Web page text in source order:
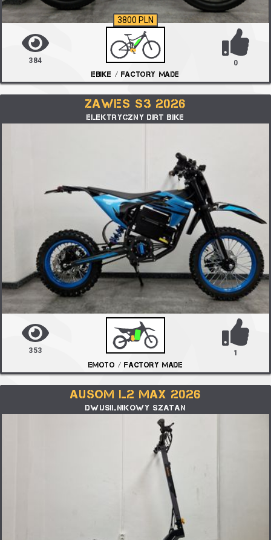
384
EBIKE / FACTORY MADE
0
3800 PLN
ZAWES S3 2026
ELEKTRYCZNY DIRT BIKE
353
EMOTO / FACTORY MADE
1
AUSOM L2 MAX 2026
DWUSILNIKOWY SZATAN